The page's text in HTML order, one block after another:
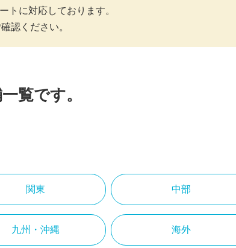
トに対応しております。
認ください。
覧です。
関東 中部
九州・沖縄 海外